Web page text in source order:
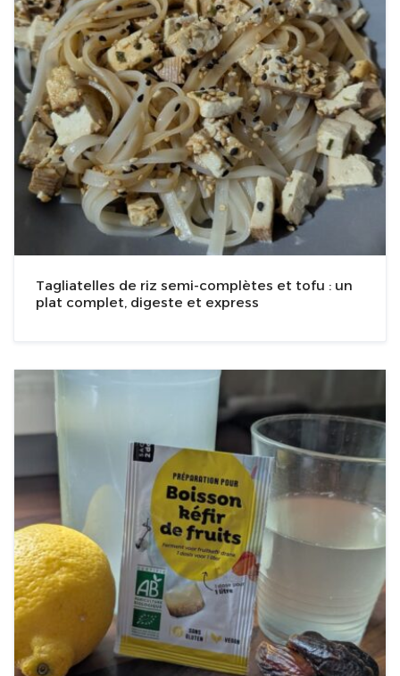
Tagliatelles de riz semi-complètes et tofu : un
plat complet, digeste et express